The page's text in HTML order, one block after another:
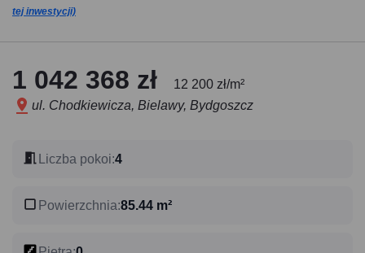
tej inwestycji)
1 042 368 zł
12 200 zł/m²
ul. Chodkiewicza, Bielawy, Bydgoszcz
Liczba pokoi:4
Powierzchnia:85.44 m²